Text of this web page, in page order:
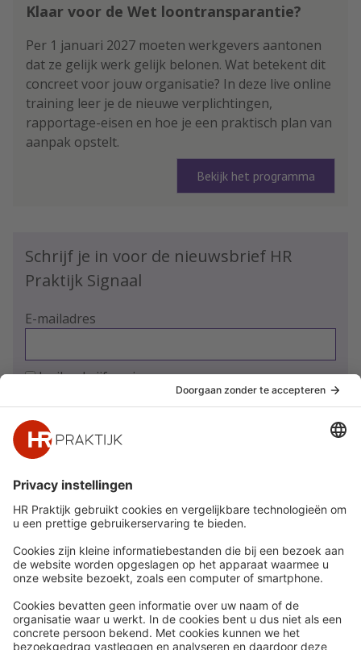
Klaar voor de Wet loontransparantie?
Per 1 januari 2027 moeten werkgevers aantonen
dat ze gelijk werk gelijk belonen. Wat betekent dit
concreet voor jouw organisatie? In deze live online
training leer je de nieuwe verplichtingen,
rapportage-eisen en hoe je een praktisch plan van
aanpak opstelt.
Bekijk het programma
Schrijf je in voor de nieuwsbrief HR
Praktijk Signaal
E-mailadres
Ja, ik schrijf me in
Snel naar
Nieuws
Whitepapers
Webinars
Word lid
Contact
Meer
HR Academy
HR Podcast
CHRO
HR Day